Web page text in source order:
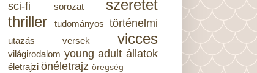
sci-fi sorozat
szeretet
thriller
tudományos történelmi
utazás versek vicces
világirodalom young adult állatok
életrajzi önéletrajz öregség